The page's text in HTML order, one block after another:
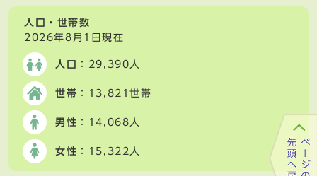
人口・世帯数
2026年8月1日現在
人口 ：29,390人
世帯 ：13,821世帯
男性 ：14,068人
女性 ：15,322人